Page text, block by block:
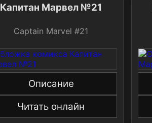
Капитан Марвел №21
Captain Marvel #21
Описание
Читать онлайн